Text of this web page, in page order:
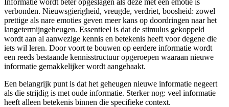
verbonden. Nieuwsgierigheid, vreugde, verdriet, boosheid: zowel
prettige als nare emoties geven meer kans op doordringen naar het
langetermijngeheugen. Essentieel is dat de stimulus gekoppeld
wordt aan al aanwezige kennis en betekenis heeft voor degene die
iets wil leren. Door voort te bouwen op eerdere informatie wordt
een reeds bestaande kennisstructuur opgeroepen waaraan nieuwe
informatie gemakkelijker wordt aangehaakt.
Een belangrijk punt is dat het geheugen nieuwe informatie negeert
als die strijdig is met oude informatie. Sterker nog: veel informatie
heeft alleen betekenis binnen die specifieke context.